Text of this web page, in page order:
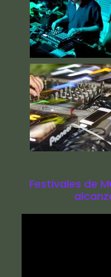
Festivales de